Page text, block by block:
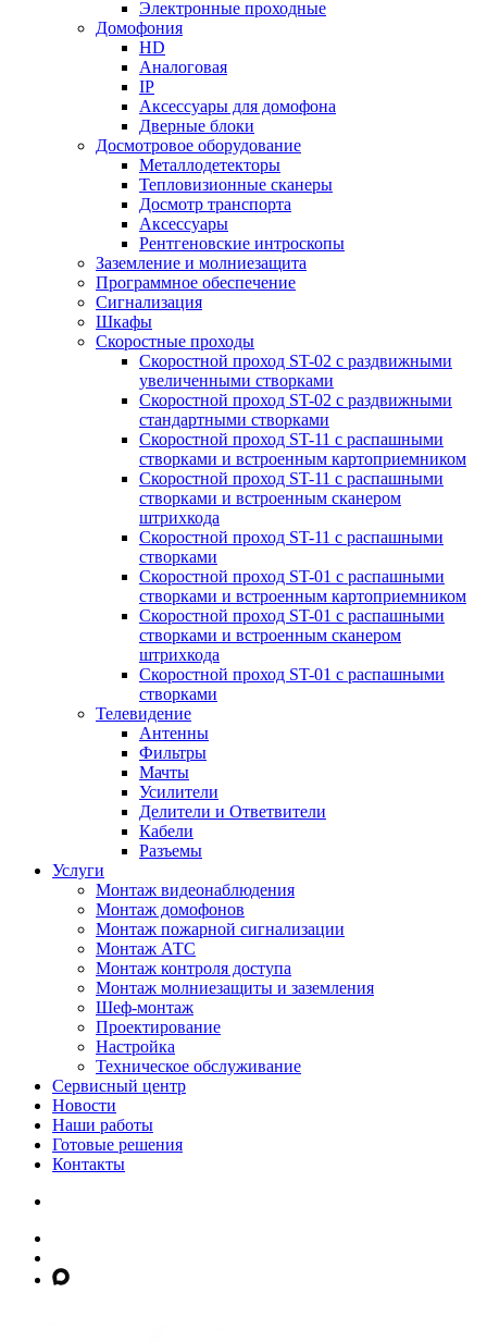
Электронные проходные
Домофония
HD
Аналоговая
IP
Аксессуары для домофона
Дверные блоки
Досмотровое оборудование
Металлодетекторы
Тепловизионные сканеры
Досмотр транспорта
Аксессуары
Рентгеновские интроскопы
Заземление и молниезащита
Программное обеспечение
Сигнализация
Шкафы
Скоростные проходы
Скоростной проход ST-02 с раздвижными
увеличенными створками
Скоростной проход ST-02 с раздвижными
стандартными створками
Скоростной проход ST-11 с распашными
створками и встроенным картоприемником
Скоростной проход ST-11 с распашными
створками и встроенным сканером
штрихкода
Скоростной проход ST-11 с распашными
створками
Скоростной проход ST-01 с распашными
створками и встроенным картоприемником
Скоростной проход ST-01 с распашными
створками и встроенным сканером
штрихкода
Скоростной проход ST-01 с распашными
створками
Телевидение
Антенны
Фильтры
Мачты
Усилители
Делители и Ответвители
Кабели
Разъемы
Услуги
Монтаж видеонаблюдения
Монтаж домофонов
Монтаж пожарной сигнализации
Монтаж АТС
Монтаж контроля доступа
Монтаж молниезащиты и заземления
Шеф-монтаж
Проектирование
Настройка
Техническое обслуживание
Сервисный центр
Новости
Наши работы
Готовые решения
Контакты